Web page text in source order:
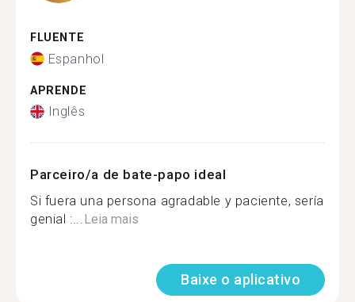
FLUENTE
Espanhol
APRENDE
Inglês
Parceiro/a de bate-papo ideal
Si fuera una persona agradable y paciente, sería
genial :...Leia mais
Baixe o aplicativo